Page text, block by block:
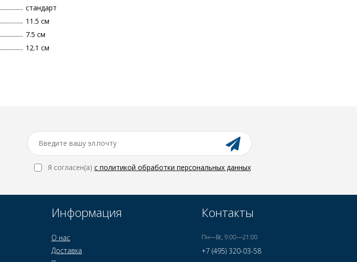
стандарт
11.5 см
7.5 см
12.1 см
Я согласен(a) с политикой обработки персональных данных
Информация
О нас
Доставка
Контакты
Пн—Вс, 9:00—21:00
+7 (495) 320-03-58